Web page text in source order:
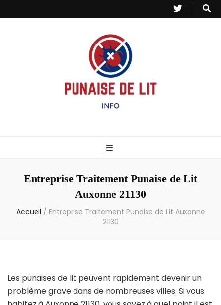
– Info
Entreprise Traitement Punaise de Lit
Auxonne 21130
Accueil / Entreprise Traitement Punaise de Lit Auxonne
21130
Les punaises de lit peuvent rapidement devenir un
problème grave dans de nombreuses villes. Si vous